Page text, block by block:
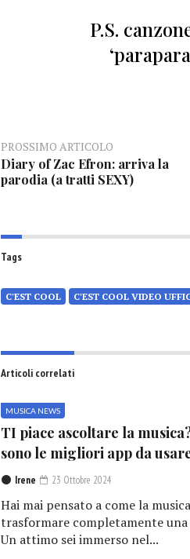
P.S.
PROSSIMO ARTICOLO
Diary of Zac Efron: arriva la
parodia (a tratti SEXY)
Tags
C'EST COOL C'EST COOL VIDEO
Articoli correlati
MUSICA NEWS
TI piace ascoltare la
sono le migliori app da
Irene 23 Ottobre 2024
Hai mai pensato a come la
trasformare completamente
Un attimo sei immerso nel...